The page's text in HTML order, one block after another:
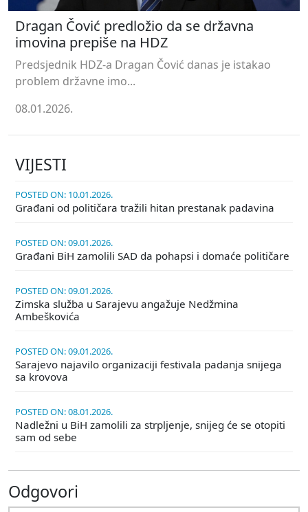
Dragan Čović predložio da se državna
imovina prepiše na HDZ
Predsjednik HDZ-a Dragan Čović danas je istakao
problem državne imo...
08.01.2026.
VIJESTI
POSTED ON: 10.01.2026.
Građani od političara tražili hitan prestanak padavina
POSTED ON: 09.01.2026.
Građani BiH zamolili SAD da pohapsi i domaće političare
POSTED ON: 09.01.2026.
Zimska služba u Sarajevu angažuje Nedžmina
Ambeškovića
POSTED ON: 09.01.2026.
Sarajevo najavilo organizaciji festivala padanja snijega
sa krovova
POSTED ON: 08.01.2026.
Nadležni u BiH zamolili za strpljenje, snijeg će se otopiti
sam od sebe
Odgovori